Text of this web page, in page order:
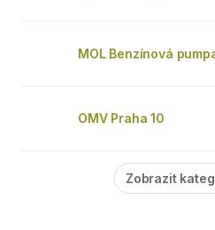
MOL Benzínová
OMV Praha 10
Zobrazit